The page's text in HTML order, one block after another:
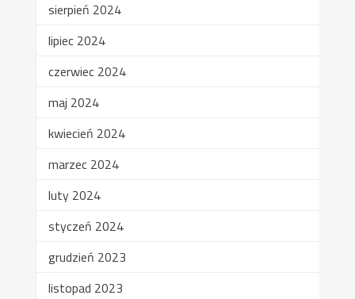
sierpień 2024
lipiec 2024
czerwiec 2024
maj 2024
kwiecień 2024
marzec 2024
luty 2024
styczeń 2024
grudzień 2023
listopad 2023